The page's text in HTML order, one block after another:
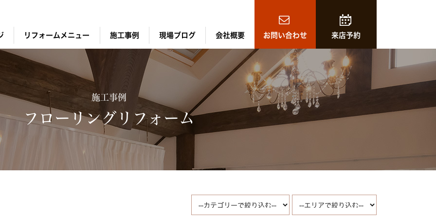
リフォームメニュー 施工事例 現場ブログ 会社概要 お問い合わせ 来店予約
施工事例
フローリングリフォーム